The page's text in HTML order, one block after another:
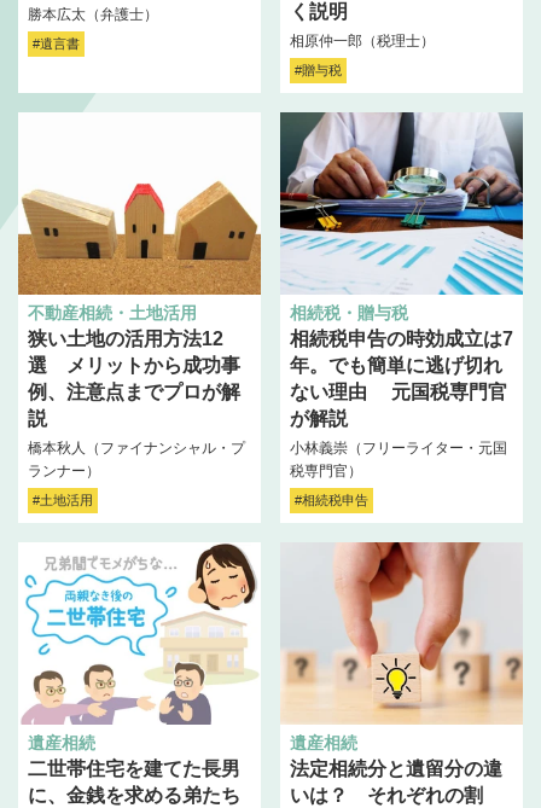
勝本広太（弁護士）
#遺言書
く説明
相原仲一郎（税理士）
#贈与税
不動産相続・土地活用
狭い土地の活用方法12
選 メリットから成功事
例、注意点までプロが解
説
橋本秋人（ファイナンシャル・プ
ランナー）
#土地活用
相続税・贈与税
相続税申告の時効成立は7
年。でも簡単に逃げ切れ
ない理由 元国税専門官
が解説
小林義崇（フリーライター・元国
税専門官）
#相続税申告
遺産相続
二世帯住宅を建てた長男
に、金銭を求める弟たち
遺産相続
法定相続分と遺留分の違
いは？ それぞれの割